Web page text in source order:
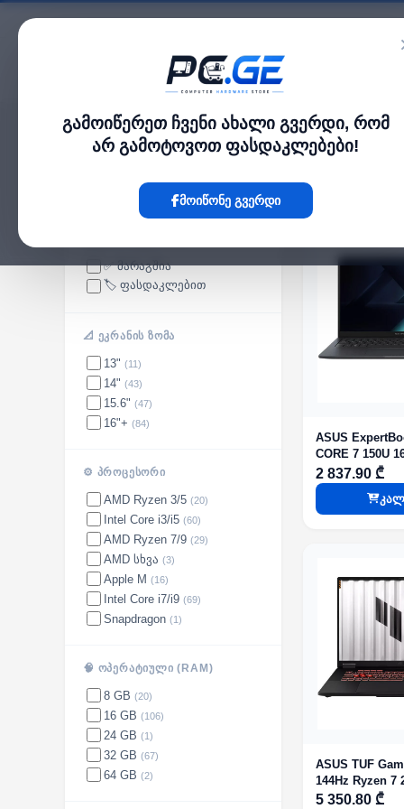
გამოიწერეთ ჩვენი ახალი გვერდი, რომ
არ გამოტოვოთ ფასდაკლებები!
მოიწონე გვერდი
კატალოგი
pc.ge/ლეპტოპები და კომპიუტერები
ლეპტოპები და კომპიუტერები
✅ მარაგშია
🏷️ ფასდაკლებით
📐 ᲔᲙᲠᲐᲜᲘᲡ ᲖᲝᲛᲐ
13" (11)
14" (43)
15.6" (47)
16"+ (84)
⚙️ ᲞᲠᲝᲪᲔᲡᲝᲠᲘ
AMD Ryzen 3/5 (20)
Intel Core i3/i5 (60)
AMD Ryzen 7/9 (29)
AMD სხვა (3)
Apple M (16)
Intel Core i7/i9 (69)
Snapdragon (1)
🧠 ᲝᲞᲔᲠᲐᲢᲘᲣᲚᲘ (RAM)
8 GB (20)
16 GB (106)
24 GB (1)
32 GB (67)
64 GB (2)
ASUS
CORE 7 150U
Integrated
2 837.90 ₾
ASUS TUF
144Hz Ryzen 7
RTX 5060 8GB
5 350.80 ₾